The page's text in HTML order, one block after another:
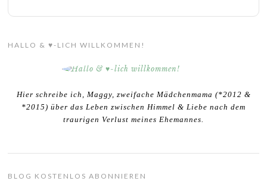
HALLO & ♥-LICH WILLKOMMEN!
Hier schreibe ich, Maggy, zweifache Mädchenmama (*2012 &
*2015) über das Leben zwischen Himmel & Liebe nach dem
traurigen Verlust meines Ehemannes.
BLOG KOSTENLOS ABONNIEREN